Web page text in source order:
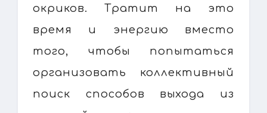
окриков. Тратит на это
время и энергию вместо
того, чтобы попытаться
организовать коллективный
поиск способов выхода из